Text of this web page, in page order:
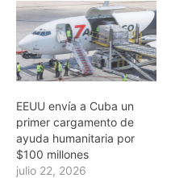
EEUU envía a Cuba un
primer cargamento de
ayuda humanitaria por
$100 millones
julio 22, 2026